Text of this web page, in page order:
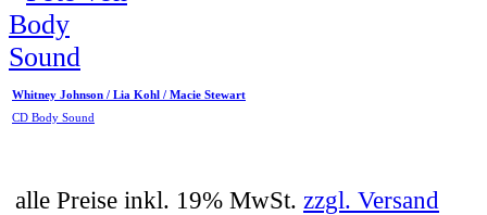
Whitney Johnson / Lia Kohl / Macie Stewart
CD Body Sound
alle Preise inkl. 19% MwSt. zzgl. Versand